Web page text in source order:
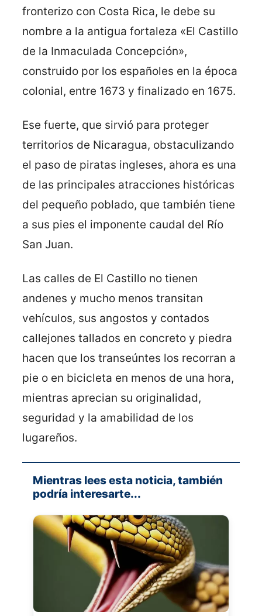
fronterizo con Costa Rica, le debe su
nombre a la antigua fortaleza «El Castillo
de la Inmaculada Concepción»,
construido por los españoles en la época
colonial, entre 1673 y finalizado en 1675.
Ese fuerte, que sirvió para proteger
territorios de Nicaragua, obstaculizando
el paso de piratas ingleses, ahora es una
de las principales atracciones históricas
del pequeño poblado, que también tiene
a sus pies el imponente caudal del Río
San Juan.
Las calles de El Castillo no tienen
andenes y mucho menos transitan
vehículos, sus angostos y contados
callejones tallados en concreto y piedra
hacen que los transeúntes los recorran a
pie o en bicicleta en menos de una hora,
mientras aprecian su originalidad,
seguridad y la amabilidad de los
lugareños.
Mientras lees esta noticia, también
podría interesarte...